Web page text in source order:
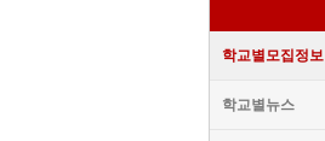
학교별모집정보
학교별뉴스